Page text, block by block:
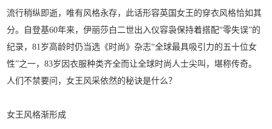
流行稍纵即逝，唯有风格永存，此话形容英国女王的穿衣风格恰如其
分。自登基60年来，伊丽莎白二世出入仪容袅保持着搭配“零失误”的
纪录，81岁高龄时仍当选《时尚》杂志“全球最具吸引力的五十位女
性”之一，83岁因衣服种类齐全而让全球时尚人士尖叫，堪称传奇。
人们不禁要问，女王风采依然的秘诀是什么？
女王风格渐形成